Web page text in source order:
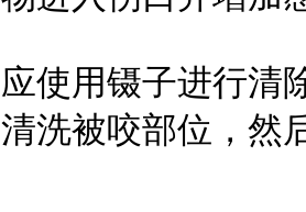
应使用镊子进行清
清洗被咬部位，然